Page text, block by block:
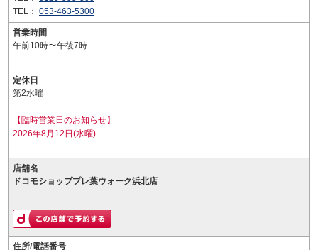
TEL： 053-463-5300
営業時間
午前10時〜午後7時
定休日
第2水曜
【臨時営業日のお知らせ】
2026年8月12日(水曜)
店舗名
ドコモショッププレ葉ウォーク浜北店
住所/電話番号